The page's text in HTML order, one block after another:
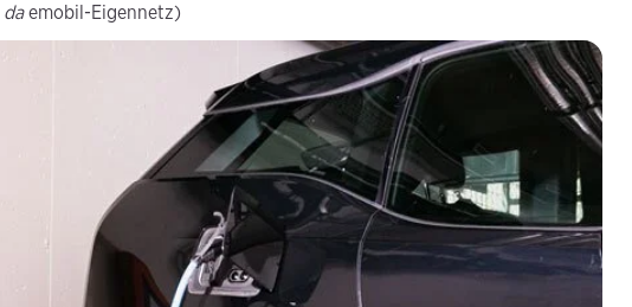
daemobil-Eigennetz)